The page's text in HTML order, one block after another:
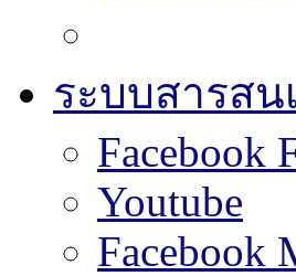
ระบบสารสน
Facebook
Youtube
Facebook